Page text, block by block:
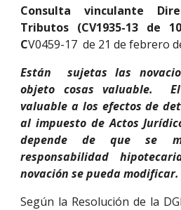
Consulta vinculante
Tributos (CV1935-13 de
CV0459-17 de 21 de febrero
Están sujetas las
objeto cosas valuable.
valuable a los efectos de
al impuesto de Actos
depende de que se
responsabilidad
novación se pueda modificar.
Según la Resolución de la